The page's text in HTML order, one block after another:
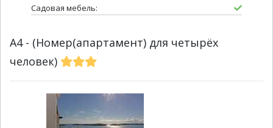
Садовая мебель:
A4 - (Номер(апартамент) для четырёх
человек)